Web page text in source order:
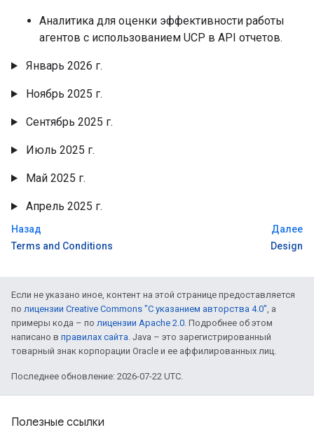
Аналитика для оценки эффективности работы
агентов с использованием UCP в API отчетов.
Январь 2026 г.
Ноябрь 2025 г.
Сентябрь 2025 г.
Июль 2025 г.
Май 2025 г.
Апрель 2025 г.
Назад
Terms and Conditions
Далее
Design
Если не указано иное, контент на этой странице предоставляется
по лицензии Creative Commons "С указанием авторства 4.0", а
примеры кода – по лицензии Apache 2.0. Подробнее об этом
написано в правилах сайта. Java – это зарегистрированный
товарный знак корпорации Oracle и ее аффилированных лиц.
Последнее обновление: 2026-07-22 UTC.
Полезные ссылки